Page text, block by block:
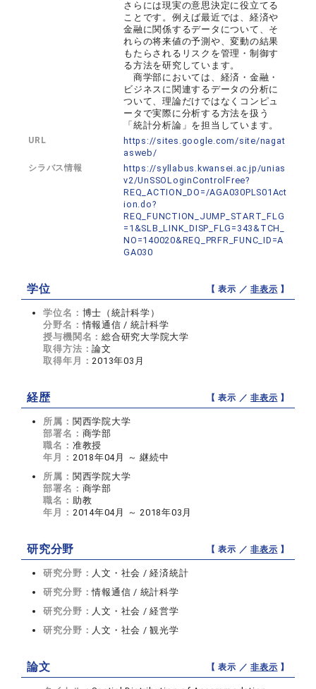
さらには現実の意思決定に役立てる
ことです。例えば最近では、経済や
金融に関係するデータについて、そ
れらの将来値の予測や、変動の結果
もたらされるリスクを管理・制御す
る方法を研究しています。
商学部においては、経済・金融・
ビジネスに関連するデータの分析に
ついて、理論だけではなくコンピュ
ータで実際に分析する方法を扱う
「統計分析論」を担当しています。
URL
https://sites.google.com/site/nagat
asweb/
シラバス情報
https://syllabus.kwansei.ac.jp/unias
v2/UnSSOLoginControlFree?
REQ_ACTION_DO=/AGA030PLS01Act
ion.do?
REQ_FUNCTION_JUMP_START_FLG
=1&SLB_LINK_DISP_FLG=343&TCH_
NO=140020&REQ_PRFR_FUNC_ID=A
GA030
学位 【 表示 ／非表示 】
学位名： 博士（統計科学）
分野名：情報通信 / 統計科学
授与機関名：総合研究大学院大学
取得方法：論文
取得年月：2013年03月
経歴 【 表示 ／非表示 】
所属： 関西学院大学
部署名： 商学部
職名： 准教授
年月： 2018年04月 ～ 継続中
所属： 関西学院大学
部署名： 商学部
職名： 助教
年月： 2014年04月 ～ 2018年03月
研究分野 【 表示 ／非表示 】
研究分野： 人文・社会 / 経済統計
研究分野：情報通信 / 統計科学
研究分野： 人文・社会 / 経営学
研究分野： 人文・社会 / 観光学
論文 【 表示 ／非表示 】